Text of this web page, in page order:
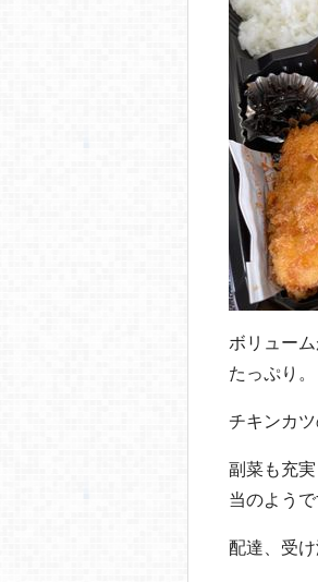
ボリュー
たっぷり。
チキンカ
副菜も充
当のようで
配達、受